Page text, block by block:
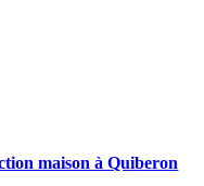
maison à Quiberon